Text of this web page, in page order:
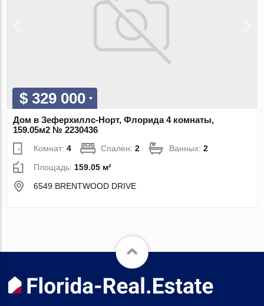
$ 329 000
Дом в Зеферхиллс-Норт, Флорида 4 комнаты,
159.05м2 № 2230436
Комнат:4 Спален:2 Ванных:2
Площадь: 159.05 м²
6549 BRENTWOOD DRIVE